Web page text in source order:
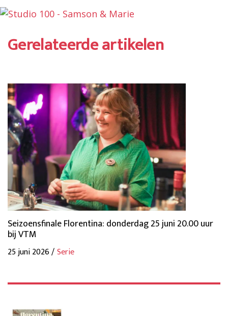
Gerelateerde artikelen
Seizoensfinale Florentina: donderdag 25 juni 20.00 uur
bij VTM
25 juni 2026 /Serie